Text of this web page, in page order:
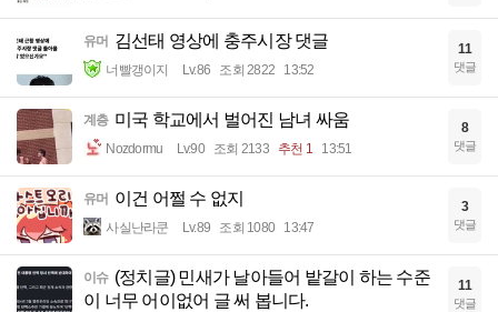
유머 김선태 영상에 충주시장 댓글
너빨갱이지 Lv.86 조회 2822 13:52
11
댓글
계층 미국 학교에서 벌어진 남녀 싸움
Nozdormu Lv.90 조회 2133 추천 1 13:51
8
댓글
유머 이건 어쩔 수 없지
사실난라쿤 Lv.89 조회 1080 13:47
3
댓글
이슈 (정치글) 민새가 날아들어 밭갈이 하는 수준
이 너무 어이없어 글 써 봅니다.
11
댓글